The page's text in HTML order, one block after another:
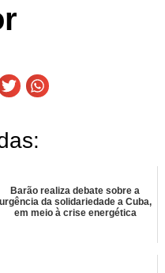
Barão realiza debate sobre a
urgência da solidariedade a Cuba,
em meio à crise energética